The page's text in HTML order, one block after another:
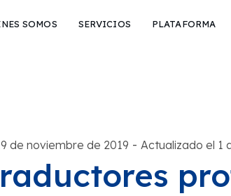
SOMOS SERVICIOS PLATAFORMA
de noviembre de 2019 - Actualizado el 1